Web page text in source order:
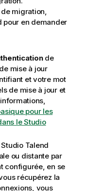
migration,
pour en demander
de
mise à jour
et votre mot
de mise à jour et
pour les
le Studio
Studio Talend
ou distante par
configurée, en se
récupérez la
vous